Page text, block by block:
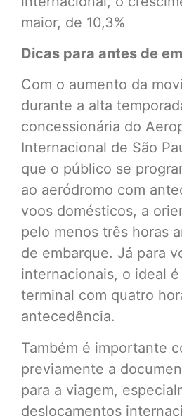
maior, de 10,3%
Dicas para antes de
Com o aumento da
durante a alta
concessionária do
Internacional de São
que o público se
ao aeródromo com
voos domésticos, a
pelo menos três horas
de embarque. Já para
internacionais, o ideal
terminal com quatro
antecedência.
Também é importante
previamente a
para a viagem,
deslocamentos